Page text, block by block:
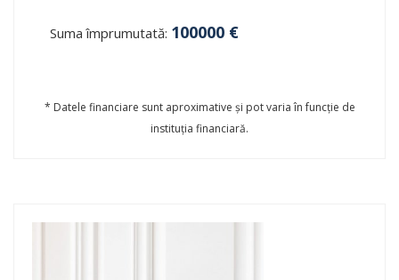
Suma împrumutată: 100000 €
* Datele financiare sunt aproximative și pot varia în funcție de
instituția financiară.